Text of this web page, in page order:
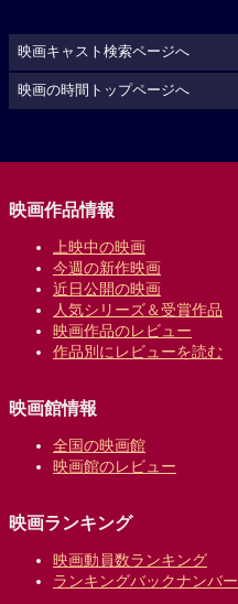
映画キャスト検索ページへ
映画の時間トップページへ
映画作品情報
上映中の映画
今週の新作映画
近日公開の映画
人気シリーズ＆受賞作品
映画作品のレビュー
作品別にレビューを読む
映画館情報
全国の映画館
映画館のレビュー
映画ランキング
映画動員数ランキング
ランキングバックナンバー